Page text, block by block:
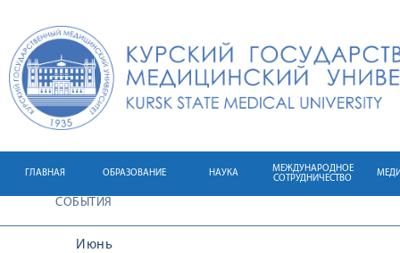
ГЛАВНАЯ ОБРАЗОВАНИЕ НАУКА
МЕЖДУНАРОДНОЕ
СОТРУДНИЧЕСТВО
СОБЫТИЯ
Июнь